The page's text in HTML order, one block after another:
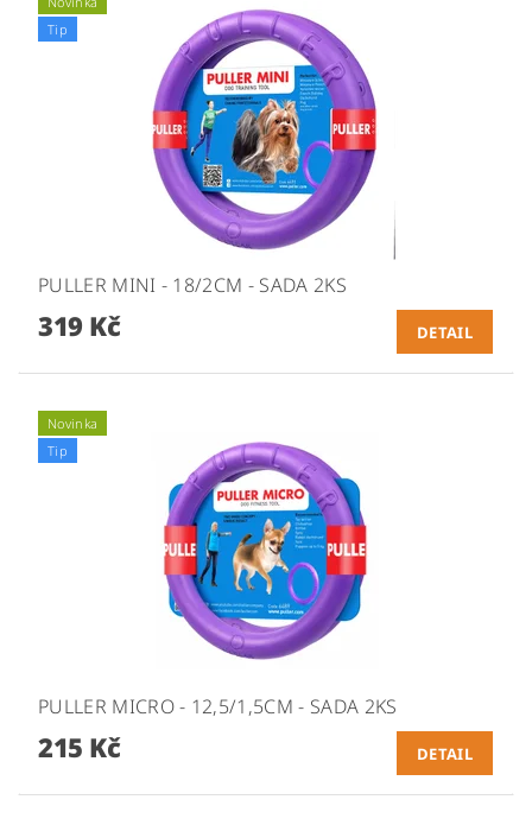
Tip
PULLER MINI - 18/2CM - SADA 2KS
319 Kč DETAIL
Novinka
Tip
PULLER MICRO - 12,5/1,5CM - SADA 2KS
215 Kč DETAIL